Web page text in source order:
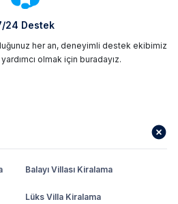
24 Destek
her an, deneyimli destek ekibimiz
olmak için buradayız.
Balayı Villası Kiralama
Lüks Villa Kiralama